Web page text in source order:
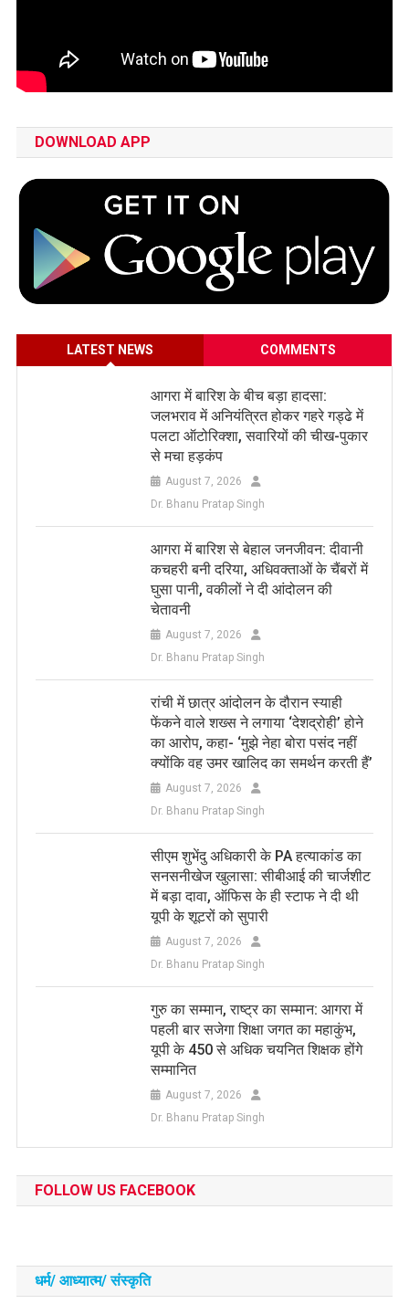
DOWNLOAD APP
LATEST NEWS COMMENTS
आगरा में बारिश के बीच बड़ा हादसा:
जलभराव में अनियंत्रित होकर गहरे गड्ढे में
पलटा ऑटोरिक्शा, सवारियों की चीख-पुकार
से मचा हड़कंप
August 7, 2026
Dr. Bhanu Pratap Singh
आगरा में बारिश से बेहाल जनजीवन: दीवानी
कचहरी बनी दरिया, अधिवक्ताओं के चैंबरों में
घुसा पानी, वकीलों ने दी आंदोलन की
चेतावनी
August 7, 2026
Dr. Bhanu Pratap Singh
रांची में छात्र आंदोलन के दौरान स्याही
फेंकने वाले शख्स ने लगाया ‘देशद्रोही’ होने
का आरोप, कहा- ‘मुझे नेहा बोरा पसंद नहीं
क्योंकि वह उमर खालिद का समर्थन करती हैं’
August 7, 2026
Dr. Bhanu Pratap Singh
सीएम शुभेंदु अधिकारी के PA हत्याकांड का
सनसनीखेज खुलासा: सीबीआई की चार्जशीट
में बड़ा दावा, ऑफिस के ही स्टाफ ने दी थी
यूपी के शूटरों को सुपारी
August 7, 2026
Dr. Bhanu Pratap Singh
​गुरु का सम्मान, राष्ट्र का सम्मान: आगरा में
पहली बार सजेगा शिक्षा जगत का महाकुंभ,
यूपी के 450 से अधिक चयनित शिक्षक होंगे
सम्मानित
August 7, 2026
Dr. Bhanu Pratap Singh
FOLLOW US FACEBOOK
धर्म/ आध्‍यात्‍म/ संस्‍कृति